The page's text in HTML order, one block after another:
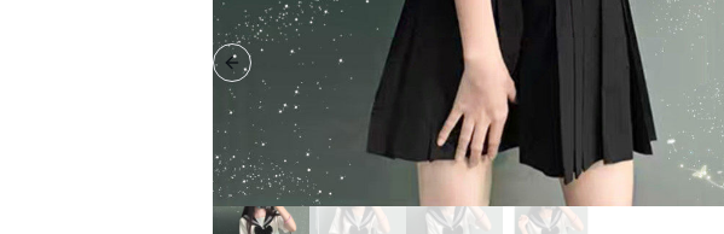
Previous slide